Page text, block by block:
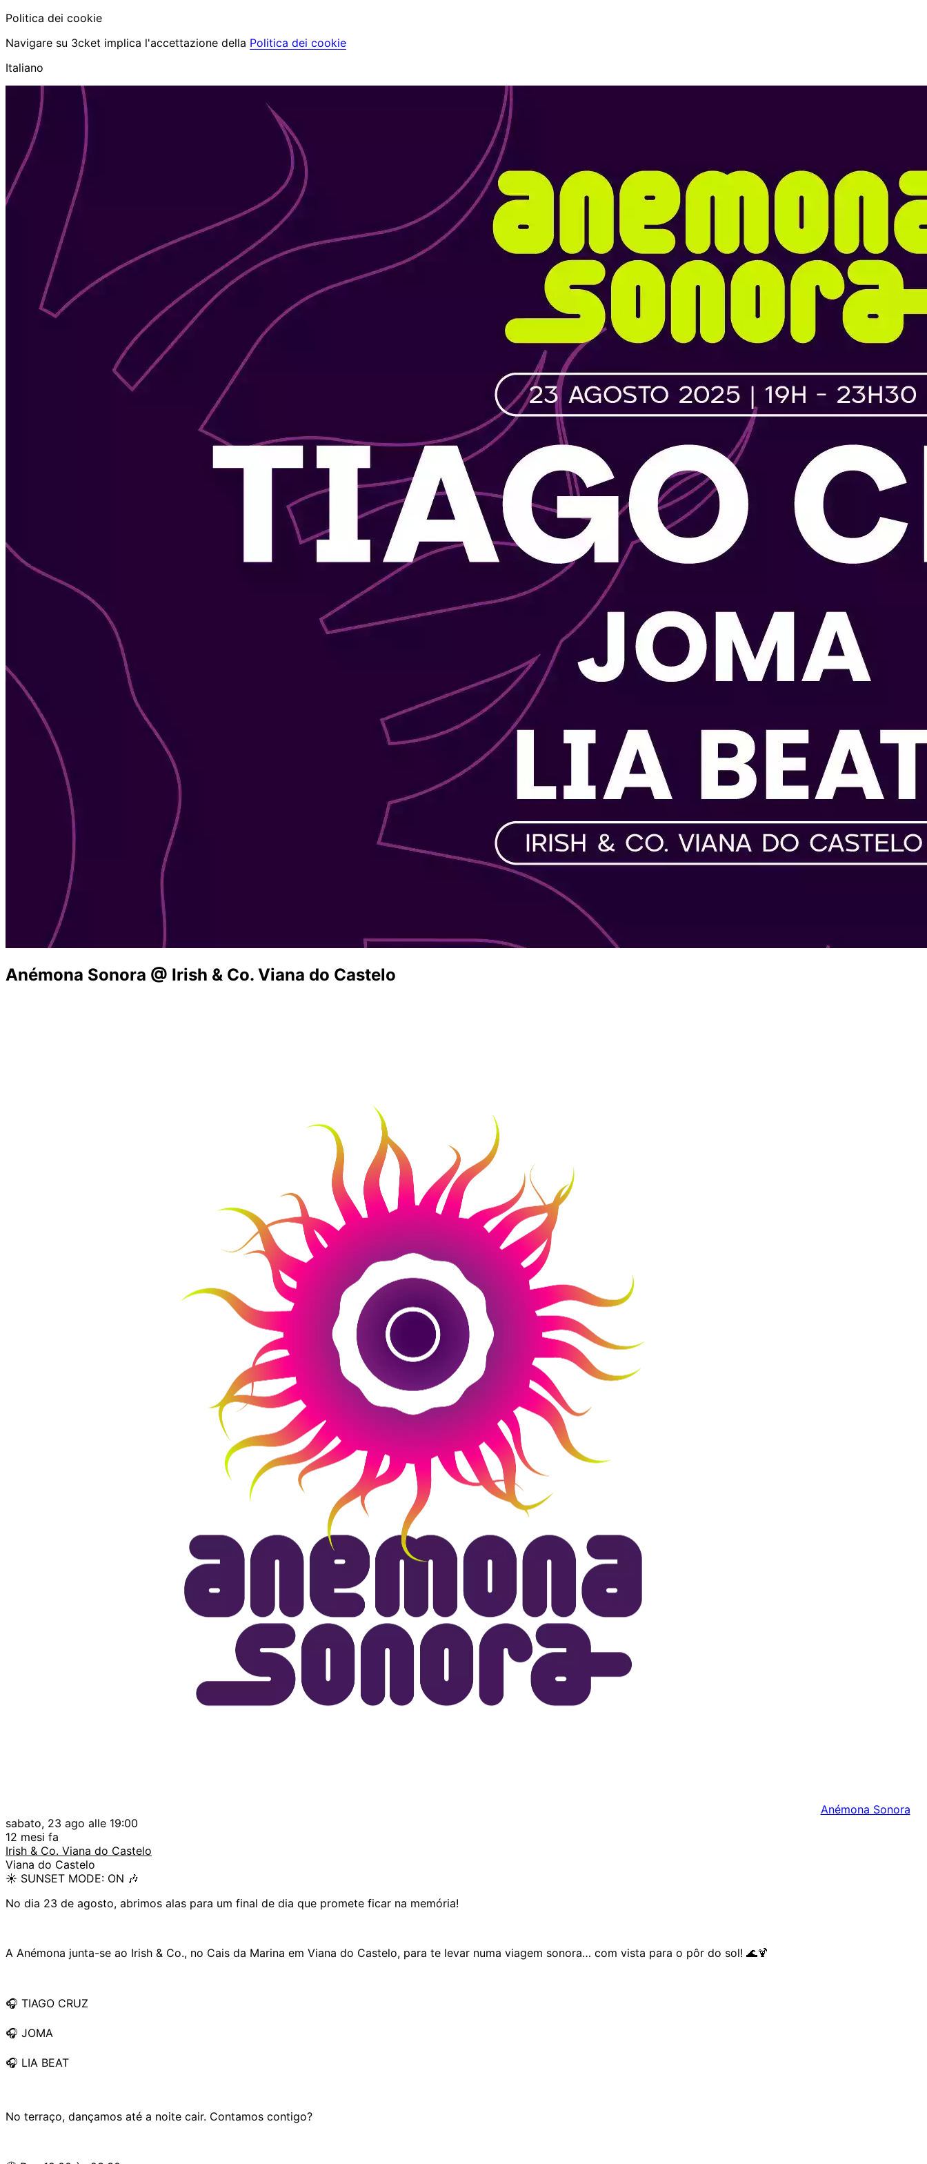
Politica dei cookie
Navigare su 3cket implica l'accettazione della Politica dei cookie
Italiano
Anémona Sonora @ Irish & Co. Viana do Castelo
Anémona Sonora
sabato, 23 ago alle 19:00
12 mesi fa
Irish & Co. Viana do Castelo
Viana do Castelo
☀️ SUNSET MODE: ON 🎶
No dia 23 de agosto, abrimos alas para um final de dia que promete ficar na memória!
A Anémona junta-se ao Irish & Co., no Cais da Marina em Viana do Castelo, para te levar numa viagem sonora… com vista para o pôr do sol! 🌊🍹
🎧 TIAGO CRUZ
🎧 JOMA
🎧 LIA BEAT
No terraço, dançamos até a noite cair. Contamos contigo?